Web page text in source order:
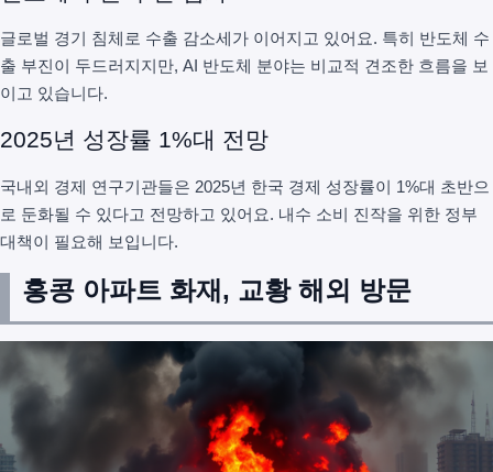
글로벌 경기 침체로 수출 감소세가 이어지고 있어요. 특히 반도체 수
출 부진이 두드러지지만, AI 반도체 분야는 비교적 견조한 흐름을 보
이고 있습니다.
2025년 성장률 1%대 전망
국내외 경제 연구기관들은 2025년 한국 경제 성장률이 1%대 초반으
로 둔화될 수 있다고 전망하고 있어요. 내수 소비 진작을 위한 정부
대책이 필요해 보입니다.
홍콩 아파트 화재, 교황 해외 방문